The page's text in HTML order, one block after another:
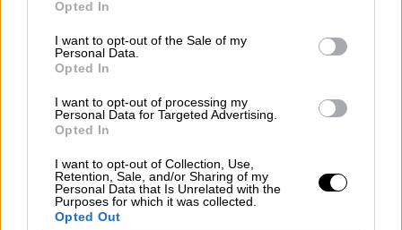
use your data for below specified purposes in below Google
consent section.
Opted In
I want to opt-out of the Sale of my
Personal Data.
Opted In
I want to opt-out of processing my
Personal Data for Targeted Advertising.
Opted In
I want to opt-out of Collection, Use,
Retention, Sale, and/or Sharing of my
Personal Data that Is Unrelated with the
Purposes for which it was collected.
Opted Out
Lifestyle|27.11.2021 10:22
Χριστίνα Χειλά - Φαμέλη για το
διαφημιστικό σποτ με θέμα τις
γυναικοκτονίες: «Υπήρχαν στιγμές
που ανατρίχιαζα ολόκληρη»
Ελλάδα|07.11.2021 11:48
Νέος Ποινικός Κώδικας: